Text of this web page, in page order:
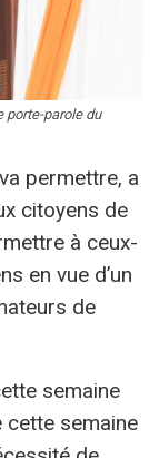
porte-parole du
permettre, a
citoyens de
à ceux-
en vue d’un
de
semaine
cette semaine